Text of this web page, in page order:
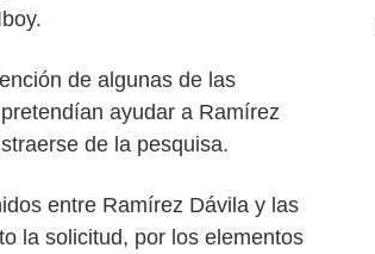
de algunas de las
ayudar a Ramírez
de la pesquisa.
entre Ramírez Dávila y las
la solicitud, por los elementos